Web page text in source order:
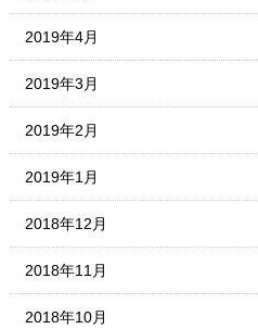
2019年4月
2019年3月
2019年2月
2019年1月
2018年12月
2018年11月
2018年10月